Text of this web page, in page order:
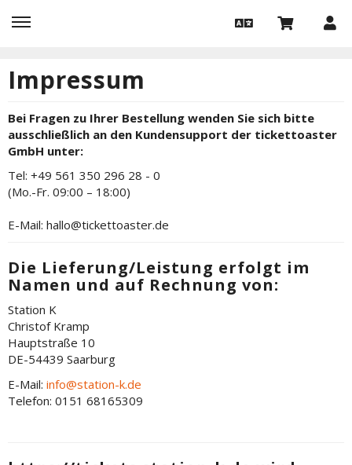
Impressum
Bei Fragen zu Ihrer Bestellung wenden Sie sich bitte
ausschließlich an den Kundensupport der tickettoaster
GmbH unter:
Tel: +49 561 350 296 28 - 0
(Mo.-Fr. 09:00 – 18:00)
E-Mail: hallo@tickettoaster.de
Die Lieferung/Leistung erfolgt im
Namen und auf Rechnung von:
Station K
Christof Kramp
Hauptstraße 10
DE-54439 Saarburg
E-Mail: info@station-k.de
Telefon: 0151 68165309